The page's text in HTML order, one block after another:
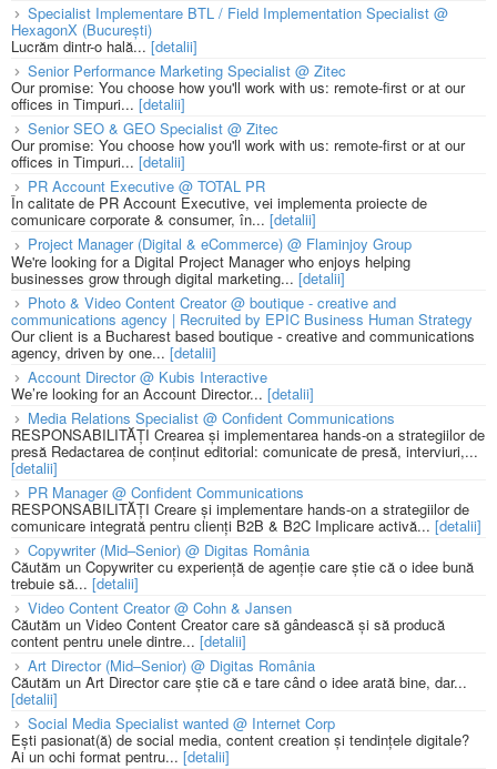
Specialist Implementare BTL / Field Implementation Specialist @
HexagonX (București)
Lucrăm dintr-o hală...[detalii]
Senior Performance Marketing Specialist @ Zitec
Our promise: You choose how you'll work with us: remote-first or at our
offices in Timpuri... [detalii]
Senior SEO & GEO Specialist @ Zitec
Our promise: You choose how you'll work with us: remote-first or at our
offices in Timpuri... [detalii]
PR Account Executive @ TOTAL PR
În calitate de PR Account Executive, vei implementa proiecte de
comunicare corporate & consumer, în... [detalii]
Project Manager (Digital & eCommerce) @ Flaminjoy Group
We're looking for a Digital Project Manager who enjoys helping
businesses grow through digital marketing... [detalii]
Photo & Video Content Creator @ boutique - creative and
communications agency | Recruited by EPIC Business Human Strategy
Our client is a Bucharest based boutique - creative and communications
agency, driven by one... [detalii]
Account Director @ Kubis Interactive
We’re looking for an Account Director... [detalii]
Media Relations Specialist @ Confident Communications
RESPONSABILITĂȚI Crearea și implementarea hands-on a strategiilor de
presă Redactarea de conținut editorial: comunicate de presă, interviuri,...
[detalii]
PR Manager @ Confident Communications
RESPONSABILITĂȚI Creare și implementare hands-on a strategiilor de
comunicare integrată pentru clienți B2B & B2C Implicare activă... [detalii]
Copywriter (Mid–Senior) @ Digitas România
Căutăm un Copywriter cu experiență de agenție care știe că o idee bună
trebuie să... [detalii]
Video Content Creator @ Cohn & Jansen
Căutăm un Video Content Creator care să gândească și să producă
content pentru unele dintre... [detalii]
Art Director (Mid–Senior) @ Digitas România
Căutăm un Art Director care știe că e tare când o idee arată bine, dar...
[detalii]
Social Media Specialist wanted @ Internet Corp
Ești pasionat(ă) de social media, content creation și tendințele digitale?
Ai un ochi format pentru... [detalii]